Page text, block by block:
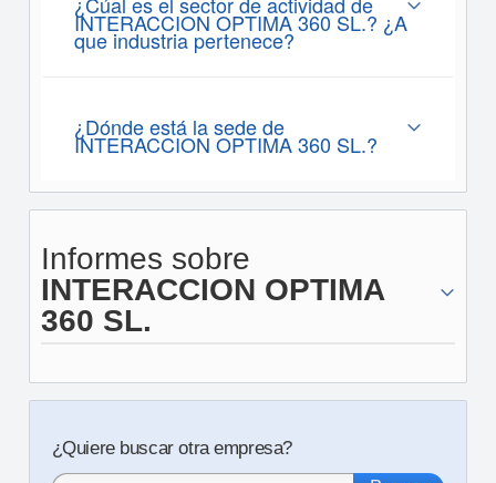
INTERACCION OPTIMA 360 SL.? ¿A
que industria pertenece?
¿Dónde está la sede de
INTERACCION OPTIMA 360 SL.?
Informes sobre
INTERACCION OPTIMA
360 SL.
¿Quiere buscar otra empresa?